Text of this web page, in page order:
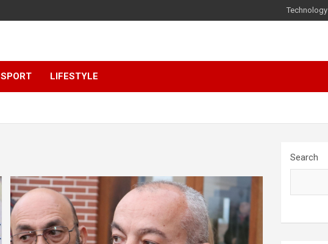
Technology
SPORT LIFESTYLE
Search